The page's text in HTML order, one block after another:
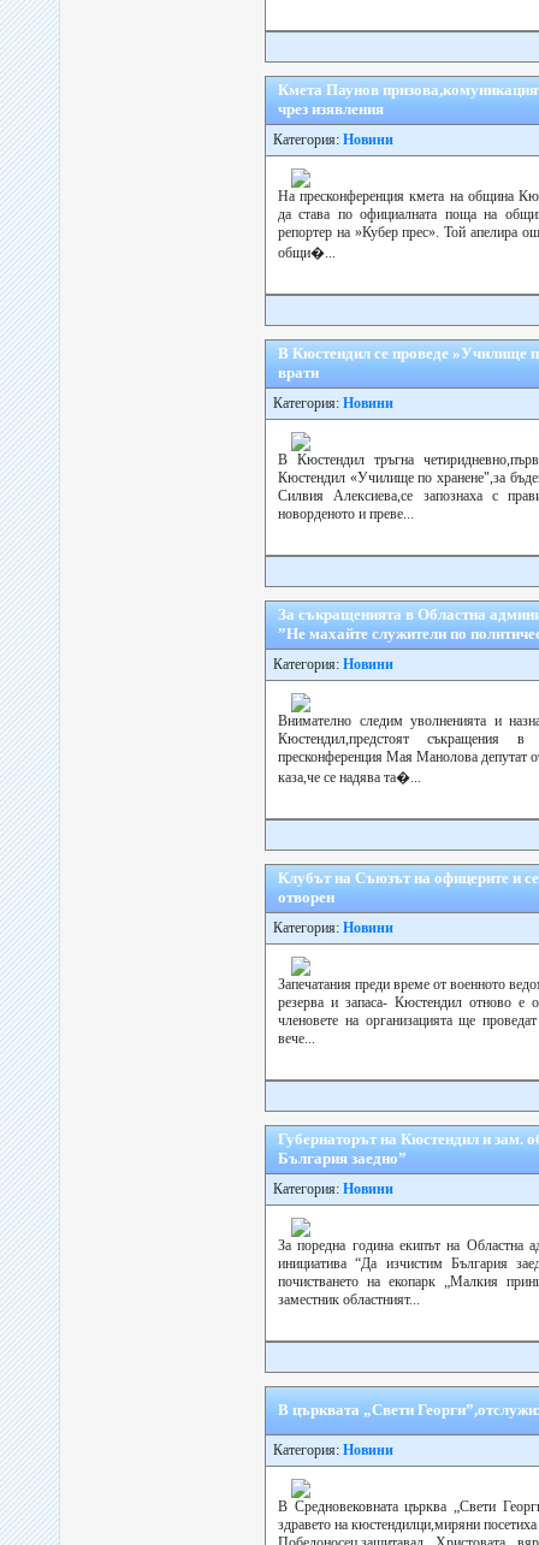
Кмета Паунов
чрез изявления
Категория: Новини
На пресконференция кмета на община
да става по официалната поща на
репортер на »Кубер прес». Той апелира
общи�...
В Кюстендил се проведе »Училище
врати
Категория: Новини
В Кюстендил тръгна
Кюстендил «Училище по хранене",за
Силвия Алексиева,се запознаха с
новорденото и преве...
За съкращенията в Областна
”Не махайте служители по
Категория: Новини
Внимателно следим уволненията и
Кюстендил,предстоят съкращения
пресконференция Мая Манолова депутат
каза,че се надява та�...
Клубът на Съюзът на офицерите и
отворен
Категория: Новини
Запечатания преди време от военното
резерва и запаса- Кюстендил отново е
членовете на организацията ще
вече...
Губернаторът на Кюстендил и зам.
България заедно”
Категория: Новини
За поредна година екипът на Областна
инициатива “Да изчистим България
почистването на екопарк „Малкия
заместник областният...
В църквата „Свети
Категория: Новини
В Средновековната църква „Свети
здравето на кюстендилци,миряни